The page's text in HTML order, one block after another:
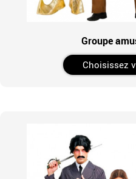
Groupe
Choisissez